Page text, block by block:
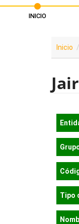
INICIO
Inicio
Tipo